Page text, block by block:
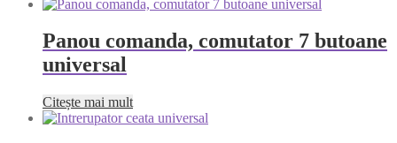
Panou comanda, comutator 7 butoane
universal
Citește mai mult